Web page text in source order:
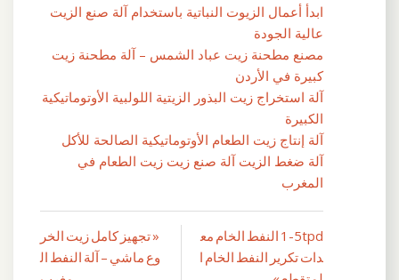
ابدأ أعمال الزيوت النباتية باستخدام آلة صنع الزيت
عالية الجودة
مصنع مطحنة زيت عباد الشمس – آلة مطحنة زيت
كبيرة في الأردن
آلة استخراج زيت البذور الزيتية اللولبية الأوتوماتيكية
الكبيرة
آلة إنتاج زيت الطعام الأوتوماتيكية الصالحة للأكل
آلة ضغط الزيت آلة صنع زيت زيت الطعام في
المغرب
تصفّح
« تجهيز كامل زيت الخر
وع ماشي – آلة النفط ال
1-5tpd النفط الخام مع
دات تكرير النفط الخام ا